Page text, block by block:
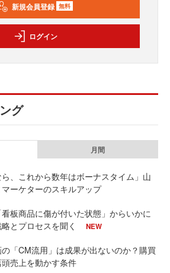
新規会員登録 無料
ログイン
グ
月間
ら、これから数年はボーナスタイム」山
ーケターのスキルアップ
板商品に傷が付いた状態」からいかに
とプロセスを聞く
NEW
「CM流用」は成果が出ないのか？購買
売上を動かす条件